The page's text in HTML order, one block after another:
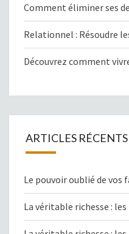
Comment éliminer ses
Relationnel : Résoudre
Découvrez comment
ARTICLES RÉCENTS
Le pouvoir oublié de vos
La véritable richesse : les